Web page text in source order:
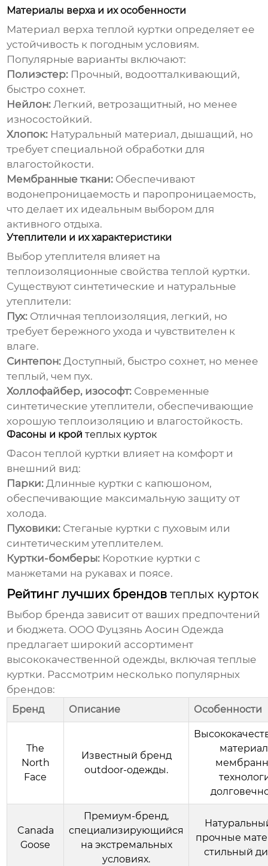
Материалы верха и их особенности
Материал верхатеплой куртки определяет ее
устойчивость к погодным условиям.
Популярные варианты включают:
Полиэстер: Прочный, водоотталкивающий,
быстро сохнет.
Нейлон: Легкий, ветрозащитный, но менее
износостойкий.
Хлопок: Натуральный материал, дышащий, но
требует специальной обработки для
влагостойкости.
Мембранные ткани: Обеспечивают
водонепроницаемость и паропроницаемость,
что делает их идеальным выбором для
активного отдыха.
Утеплители и их характеристики
Выбор утеплителя влияет на
теплоизоляционные свойстватеплой куртки.
Существуют синтетические и натуральные
утеплители:
Пух: Отличная теплоизоляция, легкий, но
требует бережного ухода и чувствителен к
влаге.
Синтепон: Доступный, быстро сохнет, но менее
теплый, чем пух.
Холлофайбер, изософт: Современные
синтетические утеплители, обеспечивающие
хорошую теплоизоляцию и влагостойкость.
Фасоны и кройтеплых курток
Фасонтеплой куртки влияет на комфорт и
внешний вид:
Парки: Длинные куртки с капюшоном,
обеспечивающие максимальную защиту от
холода.
Пуховики: Стеганые куртки с пуховым или
синтетическим утеплителем.
Куртки-бомберы: Короткие куртки с
манжетами на рукавах и поясе.
Рейтинг лучших брендовтеплых курток
Выбор бренда зависит от ваших предпочтений
и бюджета. ООО Фуцзянь Аосин Одежда
предлагает широкий ассортимент
высококачественной одежды, включаятеплые
куртки. Рассмотрим несколько популярных
брендов:
Бренд Описание Особенности
The
North
Face
Известный бренд
outdoor-одежды.
Canada
Goose
Премиум-бренд,
специализирующийся
на экстремальных
условиях.
прочные
стильный